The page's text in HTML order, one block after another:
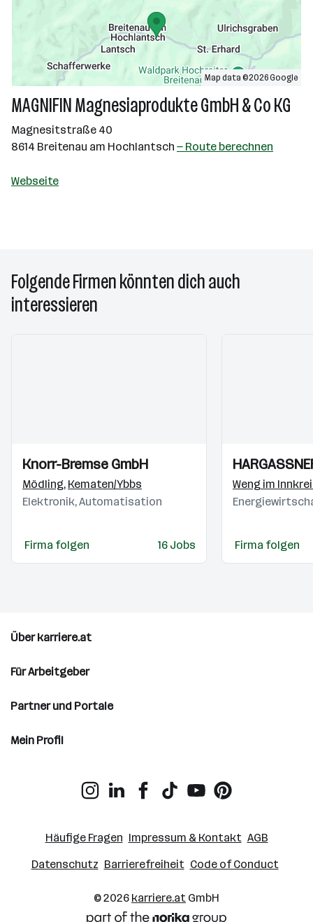
Map data ©2026 Google
MAGNIFIN Magnesiaprodukte GmbH & Co KG
Magnesitstraße 40
8614 Breitenau am Hochlantsch — Route berechnen
Webseite
Folgende Firmen könnten dich auch
interessieren
Videos
Einblicke
Einblicke
Knorr-Bremse GmbH
Mödling, Kematen/Ybbs
Elektronik, Automatisation
Firma folgen 16 Jobs
Videos
Einblicke
Einblicke
Weng im
Firma folgen
Über karriere.at
Für Arbeitgeber
Partner und Portale
Mein Profil
Häufige Fragen Impressum & Kontakt AGB
Datenschutz Barrierefreiheit Code of Conduct
© 2026 karriere.at GmbH